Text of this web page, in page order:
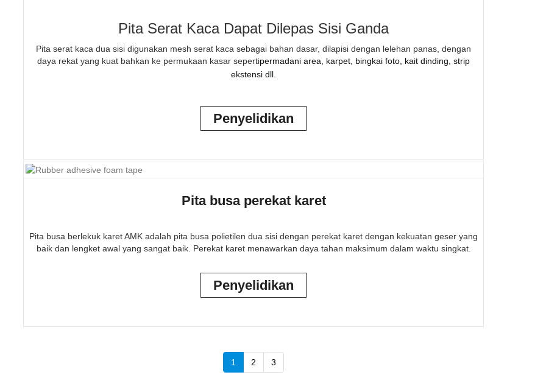
Pita Serat Kaca Dapat Dilepas Sisi Ganda
Pita serat kaca dua sisi digunakan mesh serat kaca sebagai bahan dasar, dilapisi dengan lelehan panas, dengan
daya rekat yang kuat bahkan ke permukaan kasar sepertipermadani area, karpet, bingkai foto, kait dinding, strip
ekstensi dll.
Penyelidikan
Pita busa perekat karet
Pita busa berlekuk karet AMK adalah pita busa polietilen dua sisi dengan perekat karet dengan kekuatan geser yang
baik dan lengket awal yang sangat baik. Perekat karet menawarkan daya tahan maksimum dalam waktu singkat.
Penyelidikan
1 2 3